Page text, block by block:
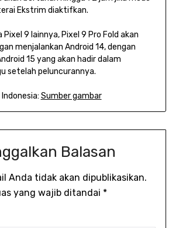
Ekstrim diaktifkan.
9 lainnya, Pixel 9 Pro Fold akan
menjalankan Android 14, dengan
15 yang akan hadir dalam
setelah peluncurannya.
Sumber gambar
Balasan
Anda tidak akan dipublikasikan.
yang wajib ditandai *